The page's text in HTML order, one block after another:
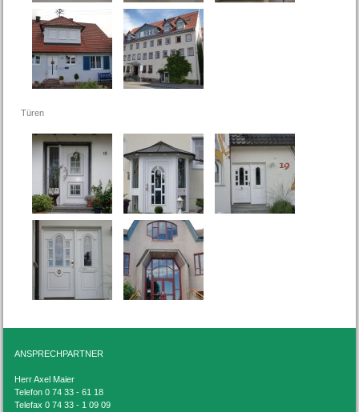
Türen
ANSPRECHPARTNER
Herr Axel Maier
Telefon 0 74 33 - 61 18
Telefax 0 74 33 - 1 09 09